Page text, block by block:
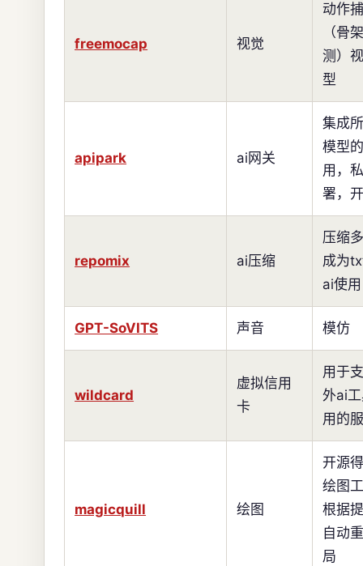
freemocap 视觉
动作
（骨
测）
型
apipark ai网关
集成
模型
用，
署，
repomix ai压缩
压缩
成为
ai使用
GPT-SoVITS 声音 模仿
wildcard
虚拟信用
卡
用于
外ai
用的
magicquill 绘图
开源
绘图
根据
自动
局